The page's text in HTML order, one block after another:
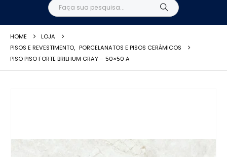
HOME
LOJA
PISOS E REVESTIMENTO, PORCELANATOS E PISOS CERÂMICOS
PISO PISO FORTE BRILHUM GRAY – 50×50 A